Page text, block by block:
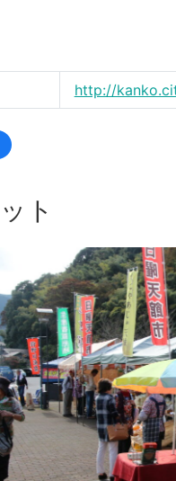
http://
ト